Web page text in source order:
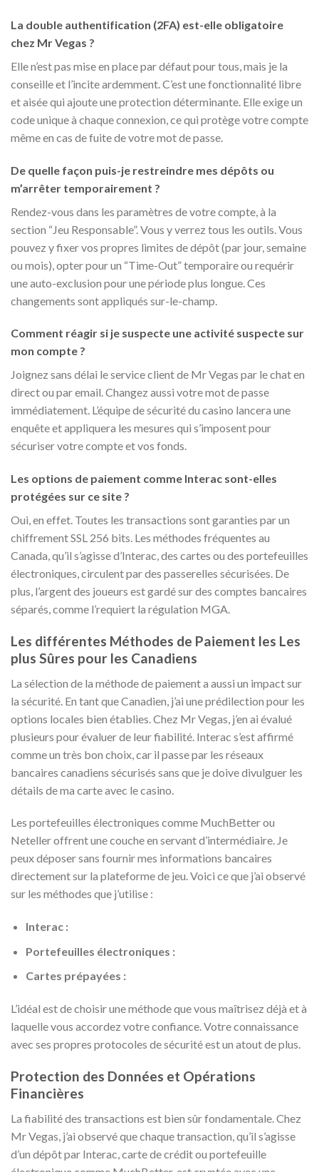
La double authentification (2FA) est-elle obligatoire
chez Mr Vegas ?
Elle n’est pas mise en place par défaut pour tous, mais je la
conseille et l’incite ardemment. C’est une fonctionnalité libre
et aisée qui ajoute une protection déterminante. Elle exige un
code unique à chaque connexion, ce qui protège votre compte
même en cas de fuite de votre mot de passe.
De quelle façon puis-je restreindre mes dépôts ou
m’arrêter temporairement ?
Rendez-vous dans les paramètres de votre compte, à la
section “Jeu Responsable”. Vous y verrez tous les outils. Vous
pouvez y fixer vos propres limites de dépôt (par jour, semaine
ou mois), opter pour un “Time-Out” temporaire ou requérir
une auto-exclusion pour une période plus longue. Ces
changements sont appliqués sur-le-champ.
Comment réagir si je suspecte une activité suspecte sur
mon compte ?
Joignez sans délai le service client de Mr Vegas par le chat en
direct ou par email. Changez aussi votre mot de passe
immédiatement. L’équipe de sécurité du casino lancera une
enquête et appliquera les mesures qui s’imposent pour
sécuriser votre compte et vos fonds.
Les options de paiement comme Interac sont-elles
protégées sur ce site ?
Oui, en effet. Toutes les transactions sont garanties par un
chiffrement SSL 256 bits. Les méthodes fréquentes au
Canada, qu’il s’agisse d’Interac, des cartes ou des portefeuilles
électroniques, circulent par des passerelles sécurisées. De
plus, l’argent des joueurs est gardé sur des comptes bancaires
séparés, comme l’requiert la régulation MGA.
Les différentes Méthodes de Paiement les Les
plus Sûres pour les Canadiens
La sélection de la méthode de paiement a aussi un impact sur
la sécurité. En tant que Canadien, j’ai une prédilection pour les
options locales bien établies. Chez Mr Vegas, j’en ai évalué
plusieurs pour évaluer de leur fiabilité. Interac s’est affirmé
comme un très bon choix, car il passe par les réseaux
bancaires canadiens sécurisés sans que je doive divulguer les
détails de ma carte avec le casino.
Les portefeuilles électroniques comme MuchBetter ou
Neteller offrent une couche en servant d’intermédiaire. Je
peux déposer sans fournir mes informations bancaires
directement sur la plateforme de jeu. Voici ce que j’ai observé
sur les méthodes que j’utilise :
Interac :
Portefeuilles électroniques :
Cartes prépayées :
L’idéal est de choisir une méthode que vous maîtrisez déjà et à
laquelle vous accordez votre confiance. Votre connaissance
avec ses propres protocoles de sécurité est un atout de plus.
Protection des Données et Opérations
Financières
La fiabilité des transactions est bien sûr fondamentale. Chez
Mr Vegas, j’ai observé que chaque transaction, qu’il s’agisse
d’un dépôt par Interac, carte de crédit ou portefeuille